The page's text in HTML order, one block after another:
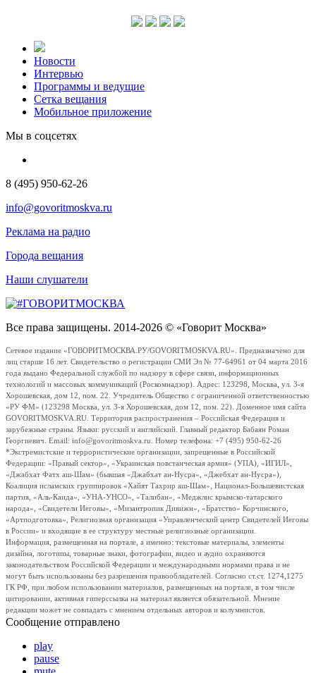
Новости
Интервью
Программы и ведущие
Сетка вещания
Мобильное приложение
Мы в соцсетях
8 (495) 950-62-26
info@govoritmoskva.ru
Реклама на радио
Города вещания
Наши слушатели
Все права защищены. 2014-2026 © «Говорит Москва»
Сетевое издание «ГОВОРИТМОСКВА.РУ/GOVORITMOSKVA.RU». Предназначено для
лиц старше 16 лет. Свидетельство о регистрации СМИ Эл № 77-64961 от 04 марта 2016
года выдано Федеральной службой по надзору в сфере связи, информационных
технологий и массовых коммуникаций (Роскомнадзор). Адрес: 123298, Москва, ул. 3-я
Хорошевская, дом 12, пом. 22. Учредитель Общество с ограниченной ответственностью
«РУ ФМ» (123298 Москва, ул. 3-я Хорошевская, дом 12, пом. 22). Доменное имя сайта
GOVORITMOSKVA.RU. Территория распространения – Российская Федерация и
зарубежные страны. Языки: русский и английский. Главный редактор Бабаян Роман
Георгиевич. Email: info@govoritmoskva.ru. Номер телефона: +7 (495) 950-62-26
*Экстремистские и террористические организации, запрещенные в Российской
Федерации: «Правый сектор», «Украинская повстанческая армия» (УПА), «ИГИЛ»,
«Джабхат Фатх аш-Шам» (бывшая «Джабхат ан-Нусра», «Джебхат ан-Нусра»),
Коалиция исламских группировок «Хайят Тахрир аш-Шам», Национал-Большевистская
партия, «Аль-Каида», «УНА-УНСО», «Талибан», «Меджлис крымско-татарского
народа», «Свидетели Иеговы», «Мизантропик Дивижн», «Братство» Корчинского,
«Артподготовка», Религиозная организация «Управленческий центр Свидетелей Иеговы
в России» и входящие в ее структуру местные религиозные организации.
Информация, размещенная на портале, а именно: текстовые материалы, элементы
дизайна, логотипы, товарные знаки, фотографии, видео и аудио охраняются
законодательством Российской Федерации и международными нормами права и не
могут быть использованы без разрешения правообладателей. Согласно ст.ст. 1274,1275
ГК РФ, при любом использовании материалов, размещенных на портале, в том числе
цитировании, активная гиперссылка на материал является обязательной. Мнение
редакции может не совпадать с мнением отдельных авторов и колумнистов.
Сообщение отправлено
play
pause